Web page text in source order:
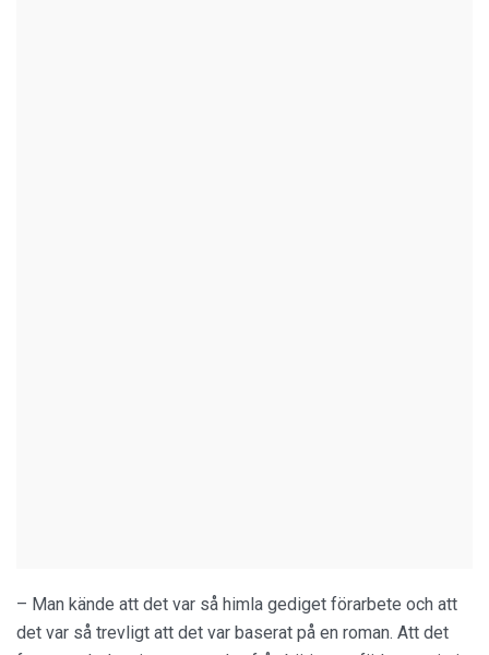
– Man kände att det var så himla gediget förarbete och att
det var så trevligt att det var baserat på en roman. Att det